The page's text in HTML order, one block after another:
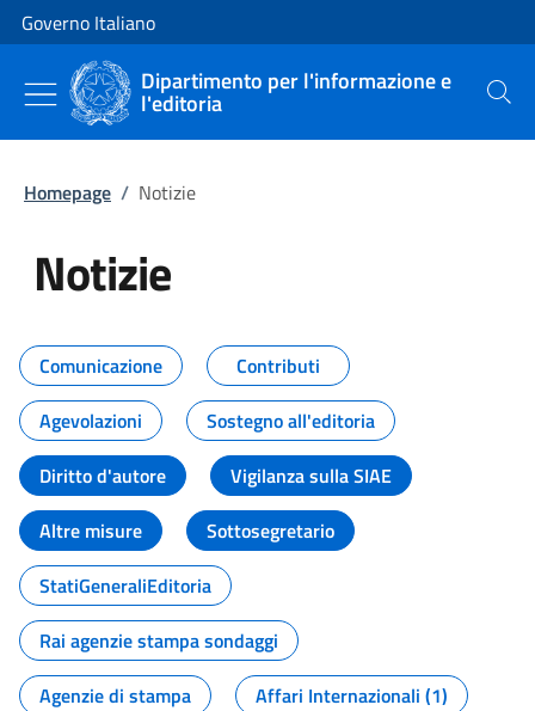
Vai al contenuto
Vai alla navigazione del sito
Governo Italiano
Dipartimento per l'informazione e
l'editoria Cerca
Homepage / Notizie
Notizie
Tutti i contenuti della pagina
Comunicazione
Contributi
Agevolazioni
Sostegno all'editoria
Diritto d'autore
Vigilanza sulla SIAE
Altre misure
Sottosegretario
StatiGeneraliEditoria
Rai agenzie stampa sondaggi
Agenzie di stampa
Affari Internazionali (1)